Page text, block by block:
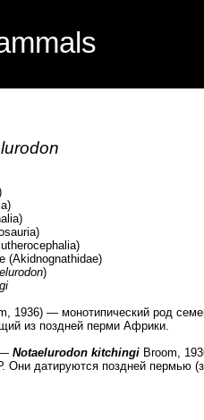
)
1936) — монотипический род
из поздней перми Африки.
— Notaelurodon kitchingiBroom,
Они датируются поздней пермью